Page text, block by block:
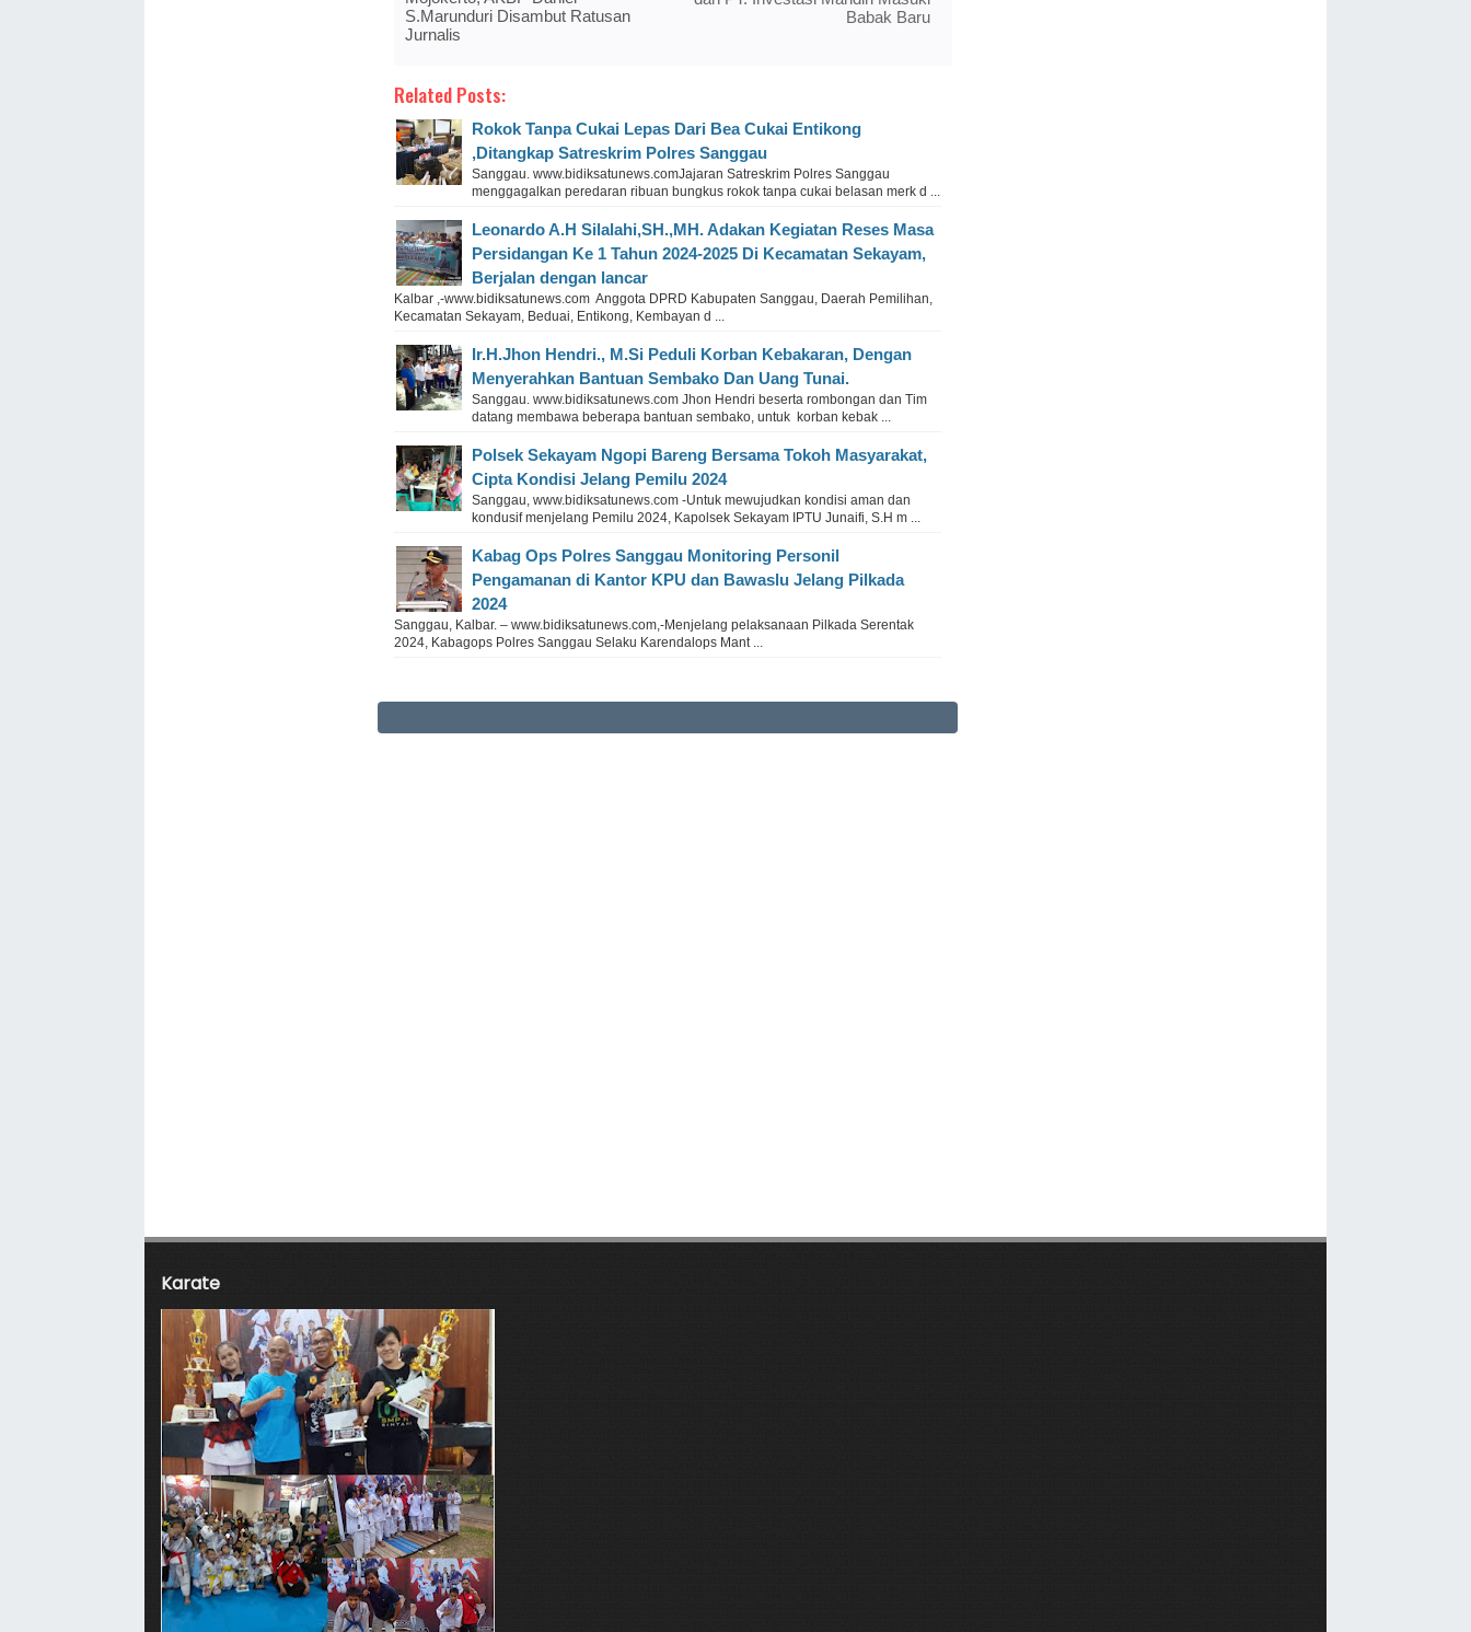
S.Marunduri Disambut Ratusan
Jurnalis
Babak Baru
Related Posts:
Rokok Tanpa Cukai Lepas Dari Bea Cukai Entikong
,Ditangkap Satreskrim Polres Sanggau
Sanggau. www.bidiksatunews.comJajaran Satreskrim Polres Sanggau
menggagalkan peredaran ribuan bungkus rokok tanpa cukai belasan merk d ...
Leonardo A.H Silalahi,SH.,MH. Adakan Kegiatan Reses Masa
Persidangan Ke 1 Tahun 2024-2025 Di Kecamatan Sekayam,
Berjalan dengan lancar
Kalbar ,-www.bidiksatunews.com Anggota DPRD Kabupaten Sanggau, Daerah Pemilihan,
Kecamatan Sekayam, Beduai, Entikong, Kembayan d ...
Ir.H.Jhon Hendri., M.Si Peduli Korban Kebakaran, Dengan
Menyerahkan Bantuan Sembako Dan Uang Tunai.
Sanggau. www.bidiksatunews.com Jhon Hendri beserta rombongan dan Tim
datang membawa beberapa bantuan sembako, untuk korban kebak ...
Polsek Sekayam Ngopi Bareng Bersama Tokoh Masyarakat,
Cipta Kondisi Jelang Pemilu 2024
Sanggau, www.bidiksatunews.com -Untuk mewujudkan kondisi aman dan
kondusif menjelang Pemilu 2024, Kapolsek Sekayam IPTU Junaifi, S.H m ...
Kabag Ops Polres Sanggau Monitoring Personil
Pengamanan di Kantor KPU dan Bawaslu Jelang Pilkada
2024
Sanggau, Kalbar. – www.bidiksatunews.com,-Menjelang pelaksanaan Pilkada Serentak
2024, Kabagops Polres Sanggau Selaku Karendalops Mant ...
Karate